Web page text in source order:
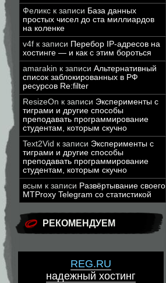
Феликс к записи База данных
простых чисел до ста миллиардов
на коленке
v4f к записи Перебор IP-адресов на
хостинге — и как с этим бороться
amarakin к записи Альтернативный
список заблокированных в РФ
ресурсов Re:filter
ResizeOn к записи Эксперименты с
тиграми и другие способы
преподавать программирование
студентам, которым скучно
Text2Vid к записи Эксперименты с
тиграми и другие способы
преподавать программирование
студентам, которым скучно
всым к записи Развёртывание своего
MTProxy Telegram со статистикой
РЕКОМЕНДУЕМ
REG.RU
надежный хостинг